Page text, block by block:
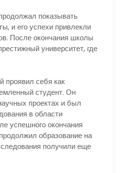
показывать
и его успехи привлекли
После окончания школы
университет, где
проявил себя как
студент. Он
проектах и был
в области
успешного окончания
образование на
получили еще